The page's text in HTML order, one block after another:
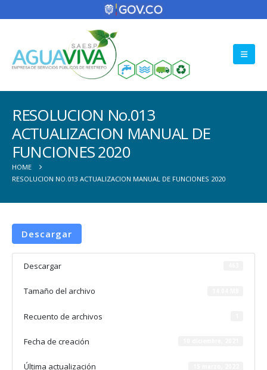
RESOLUCION No.013
ACTUALIZACION MANUAL DE
FUNCIONES 2020
HOME
RESOLUCION NO.013 ACTUALIZACION MANUAL DE FUNCIONES 2020
Descargar
Descargar
Tamaño del archivo
Recuento de archivos
Fecha de creación
Última actualización